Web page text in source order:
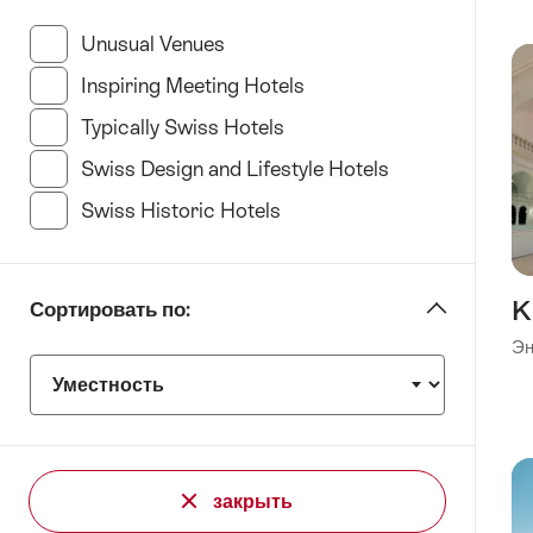
Звезд
Unusual Venues
Inspiring Meeting Hotels
Typically Swiss Hotels (19 Results in this category)
Swiss Design and Lifestyle Hotels (27 Results in
Swiss Historic Hotels (16 Results in this
Сортировать по:
закрыть